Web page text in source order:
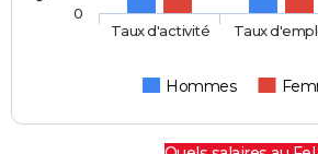
Hommes
Taux d'activité Taux
0